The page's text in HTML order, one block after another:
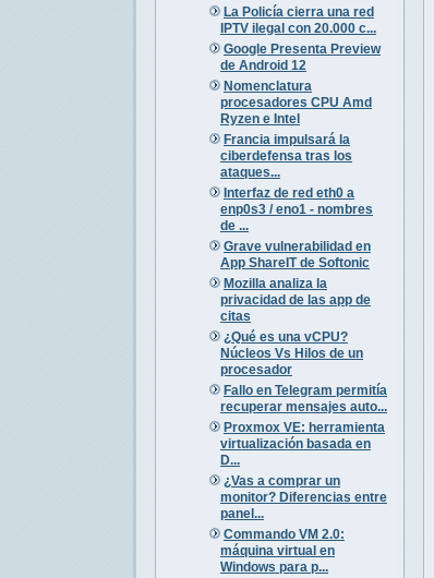
La Policía cierra una red
IPTV ilegal con 20.000 c...
Google Presenta Preview
de Android 12
Nomenclatura
procesadores CPU Amd
Ryzen e Intel
Francia impulsará la
ciberdefensa tras los
ataques...
Interfaz de red eth0 a
enp0s3 / eno1 - nombres
de ...
Grave vulnerabilidad en
App ShareIT de Softonic
Mozilla analiza la
privacidad de las app de
citas
¿Qué es una vCPU?
Núcleos Vs Hilos de un
procesador
Fallo en Telegram permitía
recuperar mensajes auto...
Proxmox VE: herramienta
virtualización basada en
D...
¿Vas a comprar un
monitor? Diferencias entre
panel...
Commando VM 2.0:
máquina virtual en
Windows para p...